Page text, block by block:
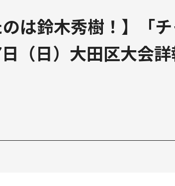
は鈴木秀樹！】「
（日）大田区大会